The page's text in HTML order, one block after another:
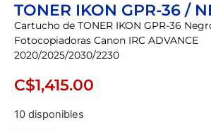
TONER IKON GPR-36 /
Cartucho de TONER IKON GPR-36
Fotocopiadoras Canon IRC ADVANCE
2020/2025/2030/2230
C$1,415.00
10 disponibles